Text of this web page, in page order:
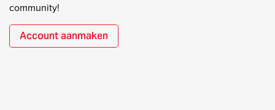
community!
Account aanmaken